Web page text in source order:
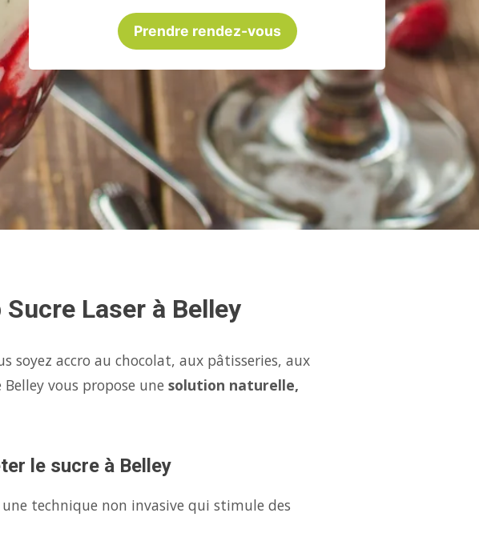
Prendre rendez-vous
Laser à Belley
soyez accro au chocolat, aux pâtisseries, aux
vous propose une solution naturelle,
le sucre à Belley
une technique non invasive qui stimule des